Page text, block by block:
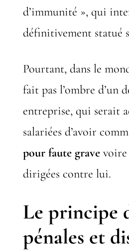
d’immunité », qui
définitivement statué
Pourtant, dans le
fait pas l’ombre d’un
entreprise, qui serait
salariées d’avoir
pour faute grave voire
dirigées contre lui.
Le principe
pénales et